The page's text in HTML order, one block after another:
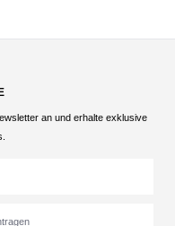
an und erhalte exklusive